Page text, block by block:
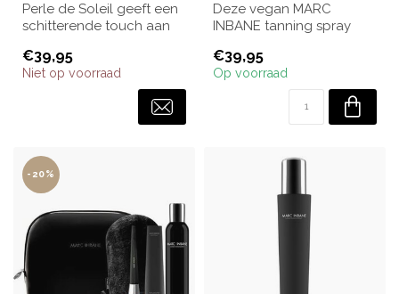
Perle de Soleil geeft een
schitterende touch aan
huidverzorgingsroutine:
de b...
€39,95
Niet op voorraad
Deze vegan MARC
INBANE tanning spray
bruiningsresultaat binnen
1 min...
€39,95
Op voorraad
-20%